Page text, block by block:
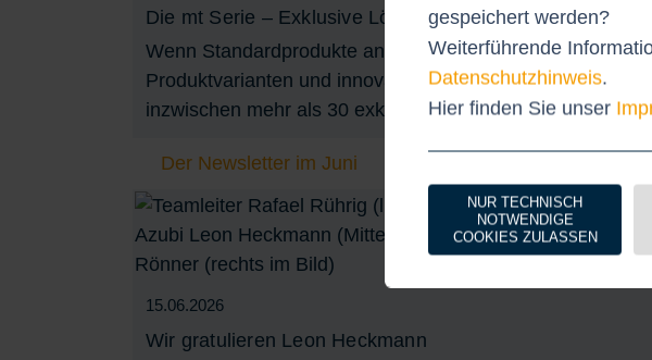
Die mt Serie – Exklusive Lösungen von Marinetech
Wenn Standardprodukte an ihre Grenzen stoßen, greift
Produktvarianten und innovative Eigenentwicklungen,
inzwischen mehr als 30 exklusiven Entwicklungen steht
Der Newsletter im Juni
15.06.2026
Wir gratulieren Leon Heckmann
gespeichert werden?
Weiterführende
Datenschutzhinweis.
Hier finden Sie unser
NUR TECHNISCH
NOTWENDIGE
COOKIES ZULASSEN